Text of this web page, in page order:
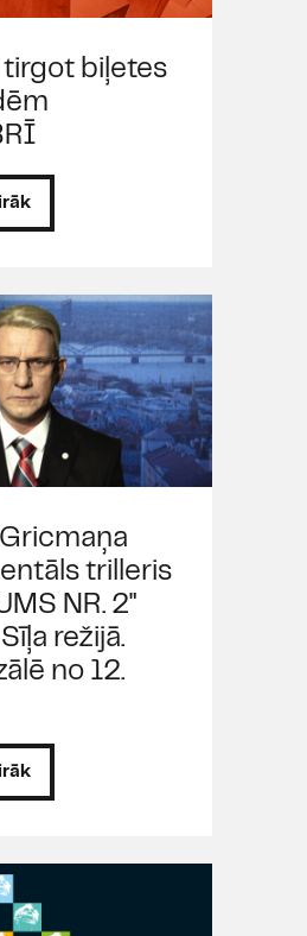
tirgot biļetes
trilleris
NR. 2"
režijā.
no 12.